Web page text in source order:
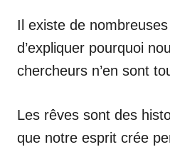
Il existe de
d’expliquer pourquoi
chercheurs n’en sont
Les rêves sont des
que notre esprit crée